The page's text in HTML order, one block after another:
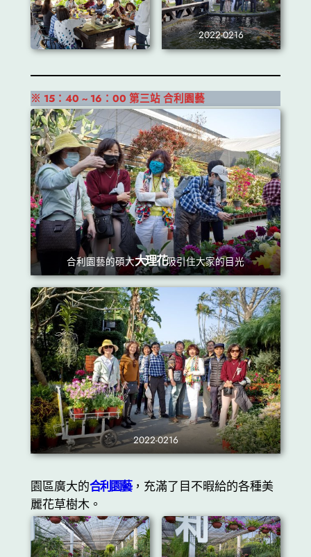
2022-0216
※ 15：40 ~ 16：00 第三站合利園藝
合利園藝的碩大大理花吸引住大家的目光
2022-0216
園區廣大的合利園藝，充滿了目不暇給的各種美
麗花草樹木。